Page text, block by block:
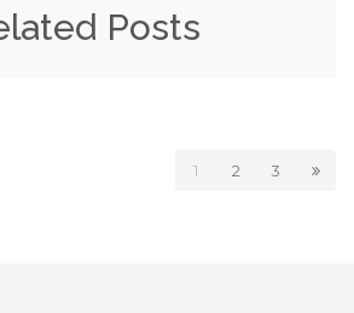
Posts
1 2 3